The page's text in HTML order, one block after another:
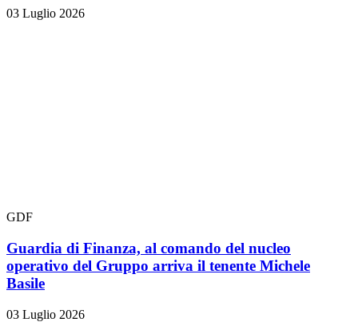
03 Luglio 2026
GDF
Guardia di Finanza, al comando del nucleo
operativo del Gruppo arriva il tenente Michele
Basile
03 Luglio 2026